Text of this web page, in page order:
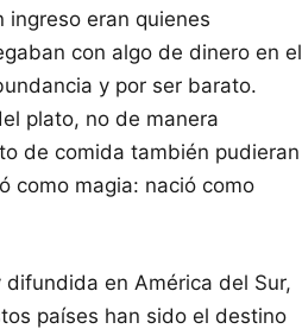
eran quienes
con algo de dinero en el
y por ser barato.
plato, no de manera
de comida también pudieran
como magia: nació como
en América del Sur,
países han sido el destino